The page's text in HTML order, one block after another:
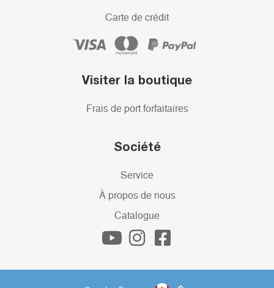
Carte de crédit
Visiter la boutique
Frais de port forfaitaires
Société
Service
À propos de nous
Catalogue